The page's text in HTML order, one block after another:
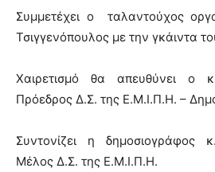
Συμμετέχει ο ταλαντούχος
Τσιγγενόπουλος με την γκάιντα
Χαιρετισμό θα απευθύνει ο
Πρόεδρος Δ.Σ. της Ε.Μ.Ι.Π.Η. –
Συντονίζει η δημοσιογράφος
Μέλος Δ.Σ. της Ε.Μ.Ι.Π.Η.